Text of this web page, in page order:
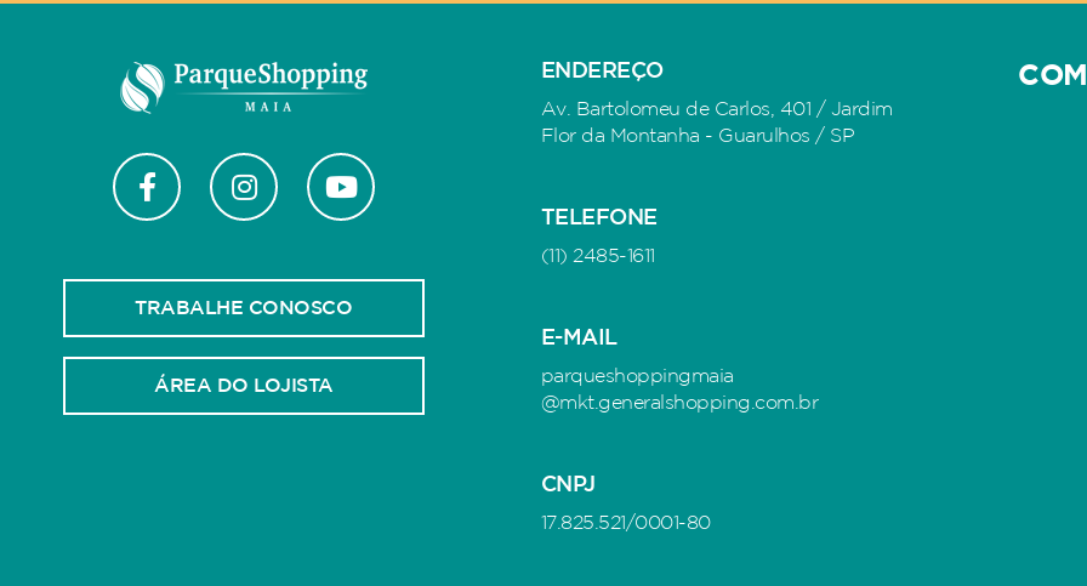
TRABALHE CONOSCO
ÁREA DO LOJISTA
ENDEREÇO
Av. Bartolomeu de Carlos, 401 / Jardim
Flor da Montanha - Guarulhos / SP
TELEFONE
(11) 2485-1611
E-MAIL
parqueshoppingmaia
@mkt.generalshopping.com.br
CNPJ
17.825.521/0001-80